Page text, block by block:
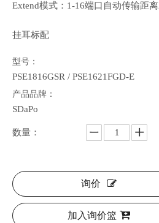
Extend模式：1-16端口自动传输距
挂耳标配
型号：
PSE1816GSR / PSE1621FGD-E
产品品牌：
SDaPo
数量：
询价
加入询价篮